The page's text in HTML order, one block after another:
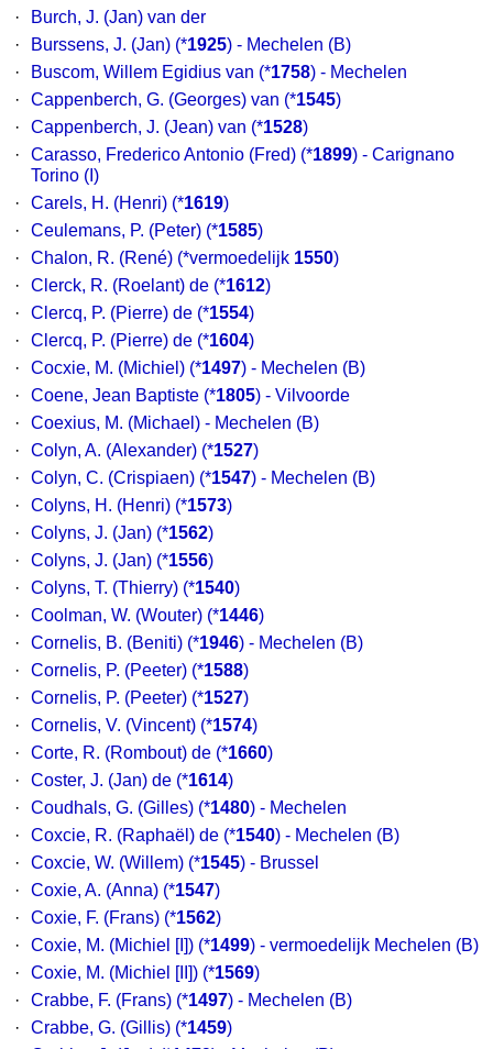
·
Burch, J. (Jan) van der
·
Burssens, J. (Jan) (*1925) - Mechelen (B)
·
Buscom, Willem Egidius van (*1758) - Mechelen
·
Cappenberch, G. (Georges) van (*1545)
·
Cappenberch, J. (Jean) van (*1528)
·
Carasso, Frederico Antonio (Fred) (*1899) - Carignano
Torino (I)
·
Carels, H. (Henri) (*1619)
·
Ceulemans, P. (Peter) (*1585)
·
Chalon, R. (René) (*vermoedelijk 1550)
·
Clerck, R. (Roelant) de (*1612)
·
Clercq, P. (Pierre) de (*1554)
·
Clercq, P. (Pierre) de (*1604)
·
Cocxie, M. (Michiel) (*1497) - Mechelen (B)
·
Coene, Jean Baptiste (*1805) - Vilvoorde
·
Coexius, M. (Michael) - Mechelen (B)
·
Colyn, A. (Alexander) (*1527)
·
Colyn, C. (Crispiaen) (*1547) - Mechelen (B)
·
Colyns, H. (Henri) (*1573)
·
Colyns, J. (Jan) (*1562)
·
Colyns, J. (Jan) (*1556)
·
Colyns, T. (Thierry) (*1540)
·
Coolman, W. (Wouter) (*1446)
·
Cornelis, B. (Beniti) (*1946) - Mechelen (B)
·
Cornelis, P. (Peeter) (*1588)
·
Cornelis, P. (Peeter) (*1527)
·
Cornelis, V. (Vincent) (*1574)
·
Corte, R. (Rombout) de (*1660)
·
Coster, J. (Jan) de (*1614)
·
Coudhals, G. (Gilles) (*1480) - Mechelen
·
Coxcie, R. (Raphaël) de (*1540) - Mechelen (B)
·
Coxcie, W. (Willem) (*1545) - Brussel
·
Coxie, A. (Anna) (*1547)
·
Coxie, F. (Frans) (*1562)
·
Coxie, M. (Michiel [I]) (*1499) - vermoedelijk Mechelen (B)
·
Coxie, M. (Michiel [II]) (*1569)
·
Crabbe, F. (Frans) (*1497) - Mechelen (B)
·
Crabbe, G. (Gillis) (*1459)